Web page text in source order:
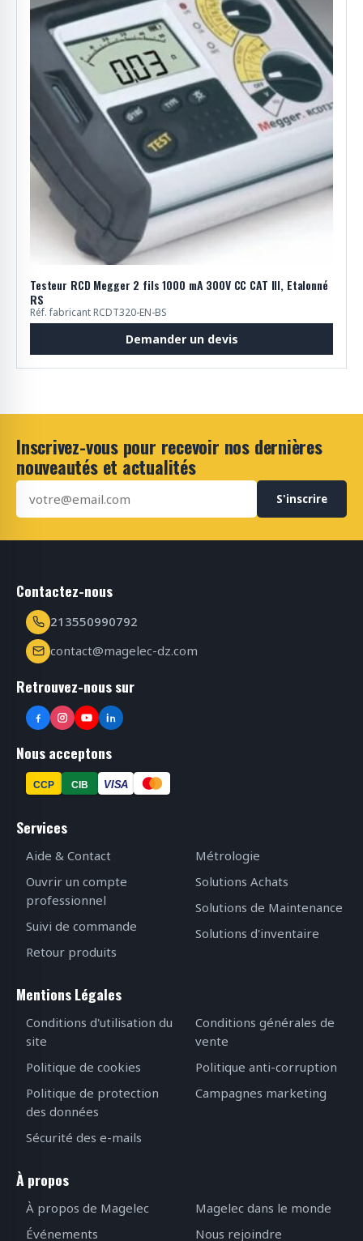
Testeur RCD Megger 2 fils 1000 mA 300V CC CAT III, Etalonné
RS
Réf. fabricant RCDT320-EN-BS
Demander un devis
Inscrivez-vous pour recevoir nos dernières
nouveautés et actualités
S'inscrire
Contactez-nous
213550990792
contact@magelec-dz.com
Retrouvez-nous sur
Nous acceptons
CCP CIB VISA
Services
Aide & Contact
Ouvrir un compte
professionnel
Suivi de commande
Retour produits
Métrologie
Solutions Achats
Solutions de Maintenance
Solutions d'inventaire
Mentions Légales
Conditions d'utilisation du
site
Politique de cookies
Politique de protection
des données
Sécurité des e-mails
Conditions générales de
vente
Politique anti-corruption
Campagnes marketing
À propos
À propos de Magelec
Événements
Magelec dans le monde
Nous rejoindre